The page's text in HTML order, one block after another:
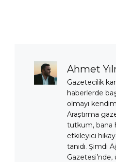
Ahmet
Gazetecilik
haberlerde
olmayı
Araştırma
tutkum, bana
etkileyici
tanıdı. Şimdi